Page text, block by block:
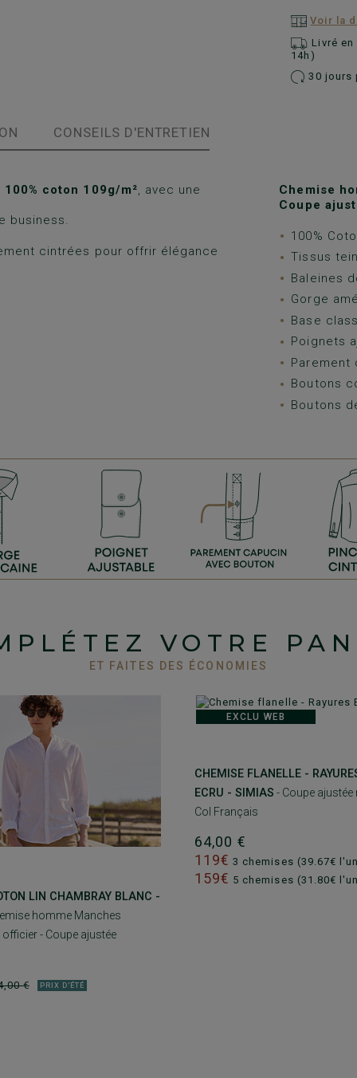
Voir la
Livré
14h)
30 jours
CONSEILS D'ENTRETIEN
coton 109g/m², avec une
business.
cintrées pour offrir élégance
Chemise
Coupe
100%
Tissus
Baleines
Gorge
Base
Poignets
Parement
Boutons
Boutons
VOTRE
ET FAITES DES ÉCONOMIES
LIN CHAMBRAY BLANC -
homme Manches
- Coupe ajustée
€ PRIX D'ÉTÉ
EXCLU WEB
CHEMISE FLANELLE -
ECRU - SIMIAS - Coupe
Col Français
64,00 €
119€ 3 chemises (39.67€
159€ 5 chemises (31.80€